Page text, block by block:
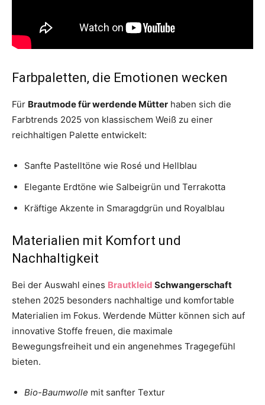
Farbpaletten, die Emotionen wecken
Für Brautmode für werdende Mütter haben sich die
Farbtrends 2025 von klassischem Weiß zu einer
reichhaltigen Palette entwickelt:
Sanfte Pastelltöne wie Rosé und Hellblau
Elegante Erdtöne wie Salbeigrün und Terrakotta
Kräftige Akzente in Smaragdgrün und Royalblau
Materialien mit Komfort und
Nachhaltigkeit
Bei der Auswahl eines Brautkleid Schwangerschaft
stehen 2025 besonders nachhaltige und komfortable
Materialien im Fokus. Werdende Mütter können sich auf
innovative Stoffe freuen, die maximale
Bewegungsfreiheit und ein angenehmes Tragegefühl
bieten.
Bio-Baumwolle mit sanfter Textur